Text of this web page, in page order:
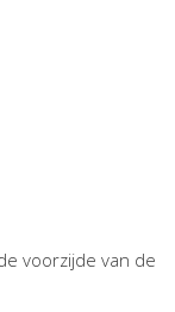
voorzijde van de